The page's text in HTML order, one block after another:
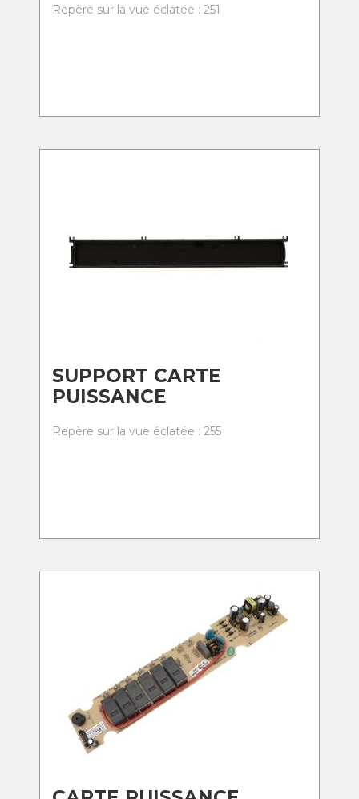
Repère sur la vue éclatée : 251
SUPPORT CARTE
PUISSANCE
Repère sur la vue éclatée : 255